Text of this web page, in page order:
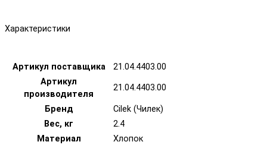
Характеристики
Артикул поставщика
21.04.4403.00
Артикул
производителя
21.04.4403.00
Бренд
Cilek (Чилек)
Вес, кг
2.4
Материал
Хлопок